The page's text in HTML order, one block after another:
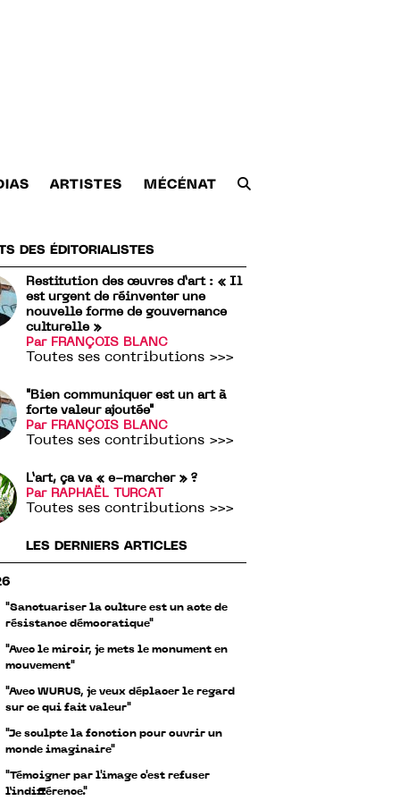
ARTISTES MÉCÉNAT
DES ÉDITORIALISTES
Restitution des œuvres d’art : « Il
est urgent de réinventer une
nouvelle forme de gouvernance
culturelle »
Par FRANÇOIS BLANC
Toutes ses contributions >>>
"Bien communiquer est un art à
forte valeur ajoutée"
Par FRANÇOIS BLANC
Toutes ses contributions >>>
L’art, ça va « e-marcher » ?
Par RAPHAËL TURCAT
Toutes ses contributions >>>
LES DERNIERS ARTICLES
"Sanctuariser la culture est un acte de
résistance démocratique"
"Avec le miroir, je mets le monument en
mouvement"
"Avec WURUS, je veux déplacer le regard
sur ce qui fait valeur"
"Je sculpte la fonction pour ouvrir un
monde imaginaire"
"Témoigner par l'image c'est refuser
l’indifférence."